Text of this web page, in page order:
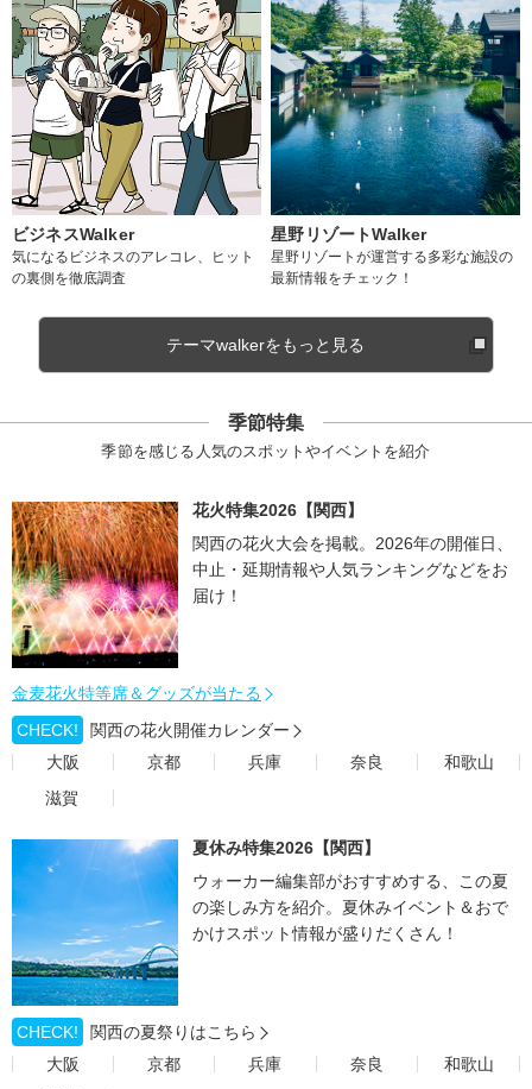
ビジネスWalker
気になるビジネスのアレコレ、ヒット
の裏側を徹底調査
星野リゾートWalker
星野リゾートが運営する多彩な施設の
最新情報をチェック！
テーマwalkerをもっと見る
季節特集
季節を感じる人気のスポットやイベントを紹介
花火特集2026【関西】
関西の花火大会を掲載。2026年の開催日、
中止・延期情報や人気ランキングなどをお
届け！
金麦花火特等席＆グッズが当たる
CHECK!
関西の花火開催カレンダー
大阪
京都 兵庫 奈良
和歌山
滋賀
夏休み特集2026【関西】
ウォーカー編集部がおすすめする、この夏
の楽しみ方を紹介。夏休みイベント＆おで
かけスポット情報が盛りだくさん！
CHECK!
関西の夏祭りはこちら
大阪
京都 兵庫 奈良
和歌山